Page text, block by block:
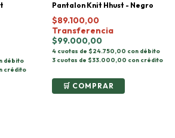
débito
crédito
Pantalon Knit Hhust - Negro
$89.100,00
Transferencia
$99.000,00
4 cuotas de $24.750,00 con débito
3 cuotas de $33.000,00 con crédito
COMPRAR